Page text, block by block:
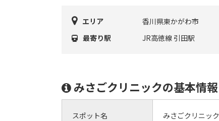
エリア
香川県東かがわ市
最寄り駅
JR高徳線 引田駅
みさごクリニックの基本情報
スポット名 みさごクリニック